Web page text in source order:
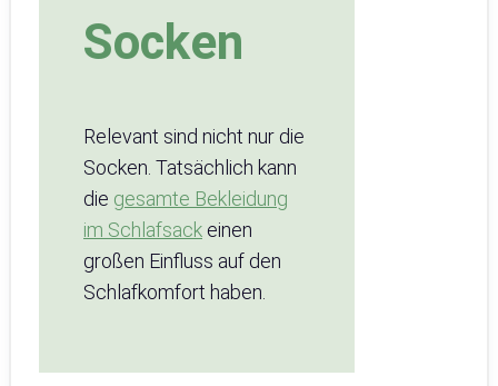
Socken
Relevant sind nicht nur die
Socken. Tatsächlich kann
die gesamte Bekleidung
im Schlafsack einen
großen Einfluss auf den
Schlafkomfort haben.